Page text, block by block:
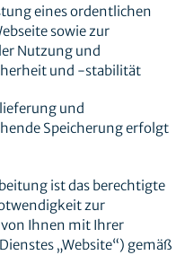
eines ordentlichen
sowie zur
Nutzung und
und -stabilität
und
Speicherung erfolgt
ist das berechtigte
zur
Ihnen mit Ihrer
„Website“) gemäß